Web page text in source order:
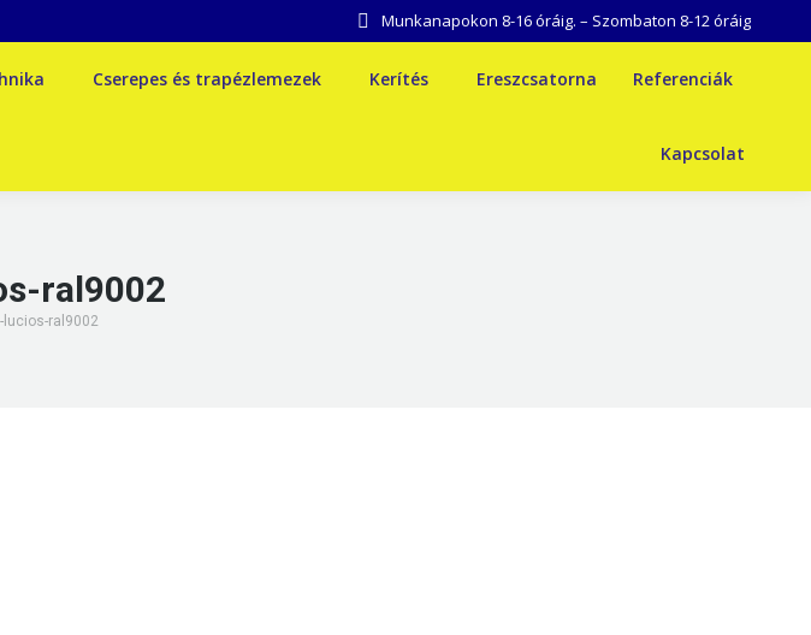
Munkanapokon 8-16 óráig. – Szombaton 8-12 óráig
Cserepes és trapézlemezek Kerítés Ereszcsatorna Referenciák
Kapcsolat
ral9002
lucios-ral9002